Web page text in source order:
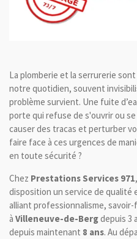
La plomberie et la serrurerie
notre quotidien, souvent
problème survient. Une fuite
porte qui refuse de s'ouvrir ou
causer des tracas et perturber
faire face à ces urgences de
en toute sécurité ?
Chez Prestations Services 971
disposition un service de qualité
alliant professionnalisme,
à Villeneuve-de-Bergdepuis 3
depuis maintenant 8 ans. Au